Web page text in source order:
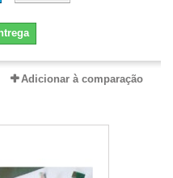
Adicionar à comparação